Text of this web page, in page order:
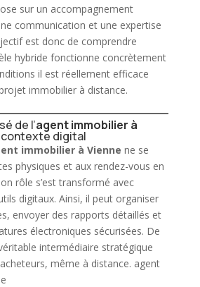
sur un accompagnement
communication et une expertise
est donc de comprendre
hybride fonctionne concrètement
il est réellement efficace
immobilierà distance.
de l’agent immobilier à
contexte digital
immobilier à Vienne ne se
physiques et aux rendez-vous en
rôle s’est transformé avec
digitaux. Ainsi, il peut organiser
envoyer des rapports détaillés et
électroniques sécurisées. De
intermédiaire stratégique
même à distance. agent